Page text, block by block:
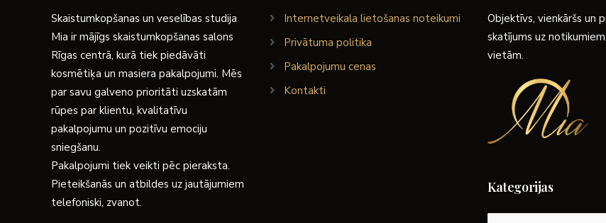
Skaistumkopšanas un veselības studija
Mia ir mājīgs skaistumkopšanas salons
Rīgas centrā, kurā tiek piedāvāti
kosmētiķa un masiera pakalpojumi. Mēs
par savu galveno prioritāti uzskatām
rūpes par klientu, kvalitatīvu
pakalpojumu un pozitīvu emociju
sniegšanu.
Pakalpojumi tiek veikti pēc pieraksta.
Pieteikšanās un atbildes uz jautājumiem
telefoniski, zvanot.
Internetveikala lietošanas noteikumi
Privātuma politika
Pakalpojumu cenas
Kontakti
Objektīvs, vienkāršs un
skatījums uz
vietām.
Kategorijas